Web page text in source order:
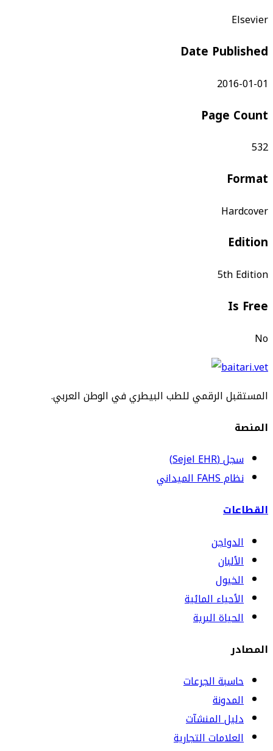
Elsevier
Date Published
2016-01-01
Page Count
532
Format
Hardcover
Edition
5th Edition
Is Free
No
المستقبل الرقمي للطب البيطري في الوطن العربي.
المنصة
سجل (Sejel EHR)
نظام FAHS الميداني
القطاعات
الدواجن
الألبان
الخيول
الأحياء المائية
الحياة البرية
المصادر
حاسبة الجرعات
المدونة
دليل المنشآت
العلامات التجارية